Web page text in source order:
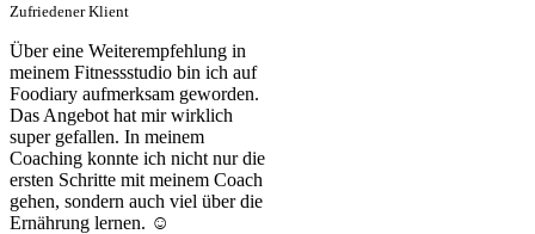
Zufriedener Klient
Über eine Weiterempfehlung in
meinem Fitnessstudio bin ich auf
Foodiary aufmerksam geworden.
Das Angebot hat mir wirklich
super gefallen. In meinem
Coaching konnte ich nicht nur die
ersten Schritte mit meinem Coach
gehen, sondern auch viel über die
Ernährung lernen. ☺️